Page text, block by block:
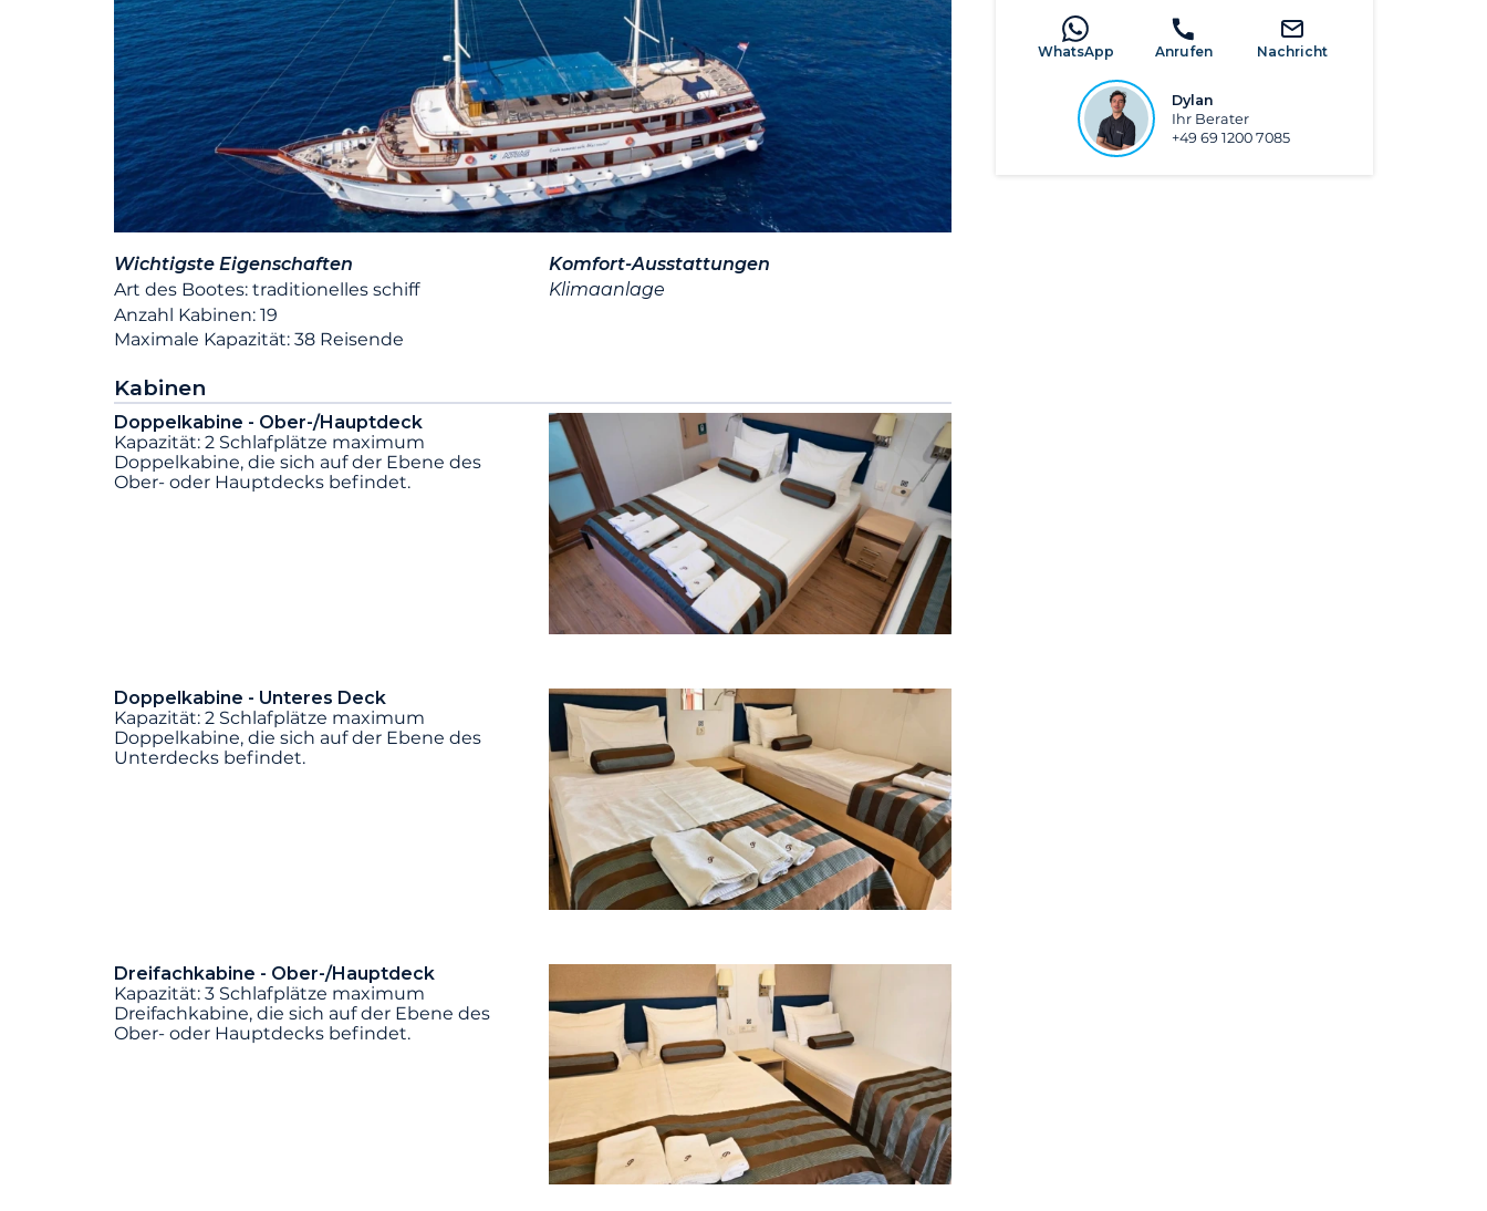
Wichtigste Eigenschaften
Art des Bootes: traditionelles schiff
Anzahl Kabinen: 19
Maximale Kapazität: 38 Reisende
Komfort-Ausstattungen
Klimaanlage
Kabinen
Doppelkabine - Ober-/Hauptdeck
Kapazität: 2 Schlafplätze maximum
Doppelkabine, die sich auf der Ebene des
Ober- oder Hauptdecks befindet.
Doppelkabine - Unteres Deck
Kapazität: 2 Schlafplätze maximum
Doppelkabine, die sich auf der Ebene des
Unterdecks befindet.
Dreifachkabine - Ober-/Hauptdeck
Kapazität: 3 Schlafplätze maximum
Dreifachkabine, die sich auf der Ebene des
Ober- oder Hauptdecks befindet.
WhatsApp Anrufen Nachricht
Dylan
Ihr Berater
+49 69 1200 7085